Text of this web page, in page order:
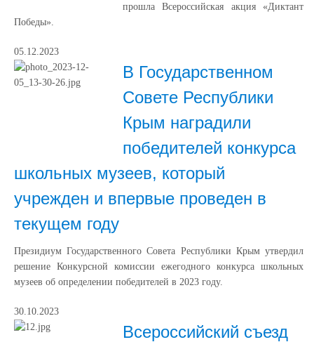
прошла Всероссийская акция «Диктант
Победы».
05.12.2023
В Государственном
Совете Республики
Крым наградили
победителей конкурса
школьных музеев, который
учрежден и впервые проведен в
текущем году
Президиум Государственного Совета Республики Крым утвердил
решение Конкурсной комиссии ежегодного конкурса школьных
музеев об определении победителей в 2023 году.
30.10.2023
Всероссийский съезд